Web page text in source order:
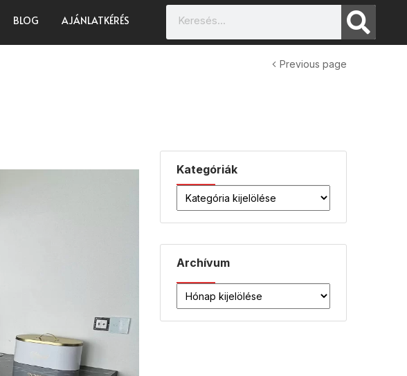
BLOG AJÁNLATKÉRÉS
Previous page
Kategóriák
Archívum